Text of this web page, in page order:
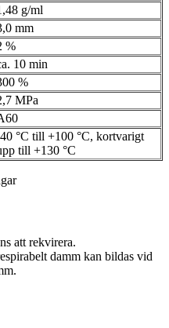
g/ml
mm
%
10 min
%
MPa
°C till +100 °C, kortvarigt
till +130 °C
att rekvirera.
damm kan bildas vid